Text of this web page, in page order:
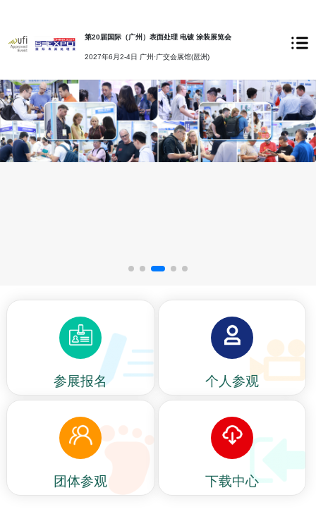
第20届国际（广州）表面处理 电镀 涂装展览会
2027年6月2-4日 广州·广交会展馆(琶洲)
参展报名 个人参观
团体参观 下载中心